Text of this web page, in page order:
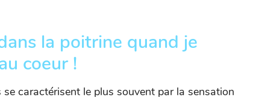
la poitrine quand je
coeur !
caractérisent le plus souvent par la sensation